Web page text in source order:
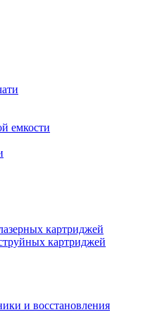
емкости
картриджей
картриджей
и восстановления